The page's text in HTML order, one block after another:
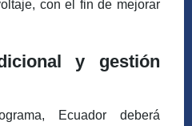
con el fin de mejorar
y gestión
Ecuador deberá